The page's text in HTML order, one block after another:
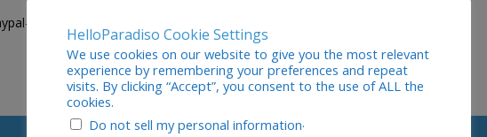
Account besitzen, dann schreibe uns einfach eine E-Mail!
HelloParadiso Cookie Settings
We use cookies on our website to give you the most relevant
experience by remembering your preferences and repeat
visits. By clicking “Accept”, you consent to the use of ALL the
cookies.
Do not sell my personal information.